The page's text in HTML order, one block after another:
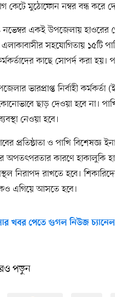
কেটে মুঠোফোন নম্বর বন্ধ করে
একই উপজেলায় হাওরের
সহযোগিতায় ১৫টি
কাছে সোপর্দ করা
ভারপ্রাপ্ত নির্বাহী
ছাড় দেওয়া হবে না।
নেওয়া হবে।
প্রতিষ্ঠাতা ও পাখি
অপতৎপরতার কারণে হাকালুকি
নিরাপদ রাখতে হবে।
এগিয়ে আসতে হবে।
খবর পেতে গুগল নিউজ
পড়ুন